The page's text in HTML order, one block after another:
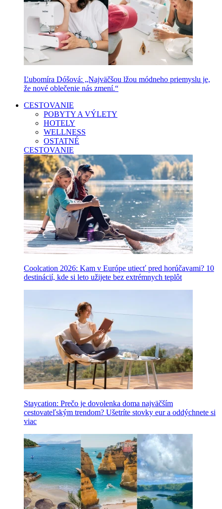
Ľubomíra Dóšová: „Najväčšou lžou módneho priemyslu je,
že nové oblečenie nás zmení.“
CESTOVANIE
POBYTY A VÝLETY
HOTELY
WELLNESS
OSTATNÉ
CESTOVANIE
Coolcation 2026: Kam v Európe utiecť pred horúčavami? 10
destinácií, kde si leto užijete bez extrémnych teplôt
Staycation: Prečo je dovolenka doma najväčším
cestovateľským trendom? Ušetríte stovky eur a oddýchnete si
viac